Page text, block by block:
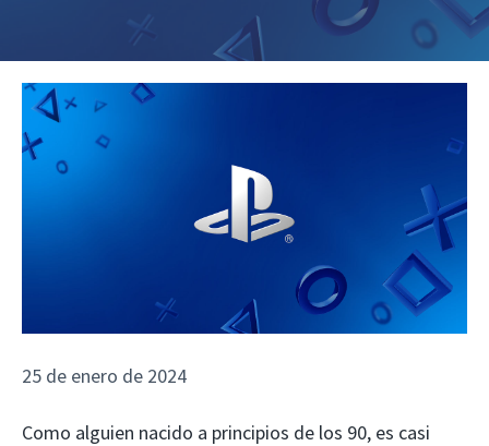
25 de enero de 2024
Como alguien nacido a principios de los 90, es casi